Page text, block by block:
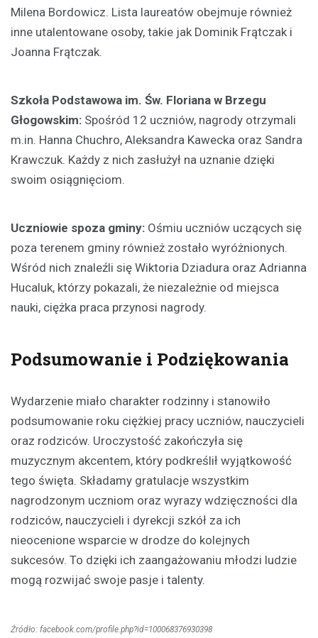
Milena Bordowicz. Lista laureatów obejmuje również
inne utalentowane osoby, takie jak Dominik Frątczak i
Joanna Frątczak.
Szkoła Podstawowa im. Św. Floriana w Brzegu
Głogowskim: Spośród 12 uczniów, nagrody otrzymali
m.in. Hanna Chuchro, Aleksandra Kawecka oraz Sandra
Krawczuk. Każdy z nich zasłużył na uznanie dzięki
swoim osiągnięciom.
Uczniowie spoza gminy: Ośmiu uczniów uczących się
poza terenem gminy również zostało wyróżnionych.
Wśród nich znaleźli się Wiktoria Dziadura oraz Adrianna
Hucaluk, którzy pokazali, że niezależnie od miejsca
nauki, ciężka praca przynosi nagrody.
Podsumowanie i Podziękowania
Wydarzenie miało charakter rodzinny i stanowiło
podsumowanie roku ciężkiej pracy uczniów, nauczycieli
oraz rodziców. Uroczystość zakończyła się
muzycznym akcentem, który podkreślił wyjątkowość
tego święta. Składamy gratulacje wszystkim
nagrodzonym uczniom oraz wyrazy wdzięczności dla
rodziców, nauczycieli i dyrekcji szkół za ich
nieocenione wsparcie w drodze do kolejnych
sukcesów. To dzięki ich zaangażowaniu młodzi ludzie
mogą rozwijać swoje pasje i talenty.
Źródło: facebook.com/profile.php?id=100068376930398